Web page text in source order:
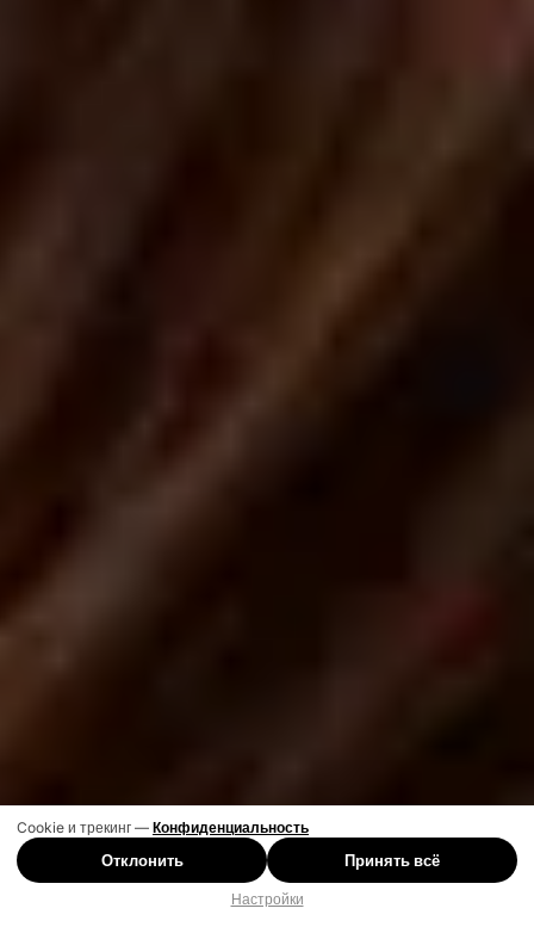
Cookie и трекинг — Конфиденциальность
Отклонить Принять всё
Настройки